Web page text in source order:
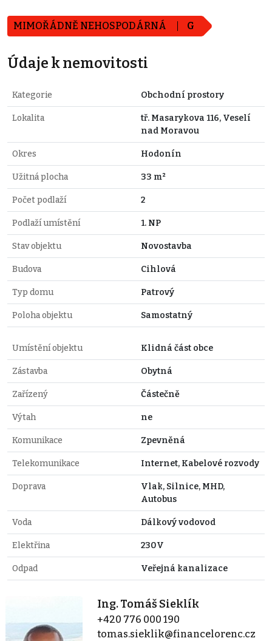
MIMOŘÁDNĚ NEHOSPODÁRNÁ G
Údaje k nemovitosti
Kategorie Obchodní prostory
Lokalita
tř. Masarykova 116, Veselí
nad Moravou
Okres Hodonín
Užitná plocha 33 m²
Počet podlaží 2
Podlaží umístění 1. NP
Stav objektu Novostavba
Budova Cihlová
Typ domu Patrový
Poloha objektu Samostatný
Umístění objektu Klidná část obce
Zástavba Obytná
Zařízený Částečně
Výtah ne
Komunikace Zpevněná
Telekomunikace Internet, Kabelové rozvody
Doprava
Vlak, Silnice, MHD,
Autobus
Voda Dálkový vodovod
Elektřina 230V
Odpad Veřejná kanalizace
Ing. Tomáš Sieklík
+420 776 000 190
tomas.sieklik@financelorenc.cz